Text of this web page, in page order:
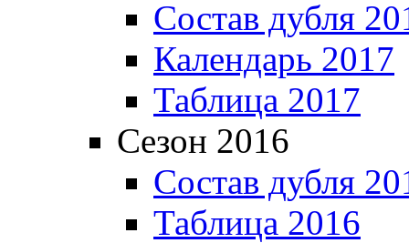
Состав дубля
Календарь 2017
Таблица 2017
Сезон 2016
Состав дубля
Таблица 2016